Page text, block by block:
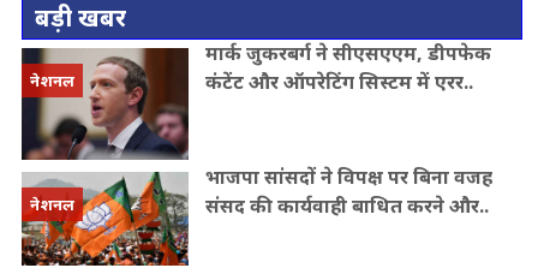
बड़ी खबर
नेशनल
मार्क जुकरबर्ग ने सीएसएएम, डीपफेक
कंटेंट और ऑपरेटिंग सिस्टम में एरर..
नेशनल
भाजपा सांसदों ने विपक्ष पर बिना वजह
संसद की कार्यवाही बाधित करने और..